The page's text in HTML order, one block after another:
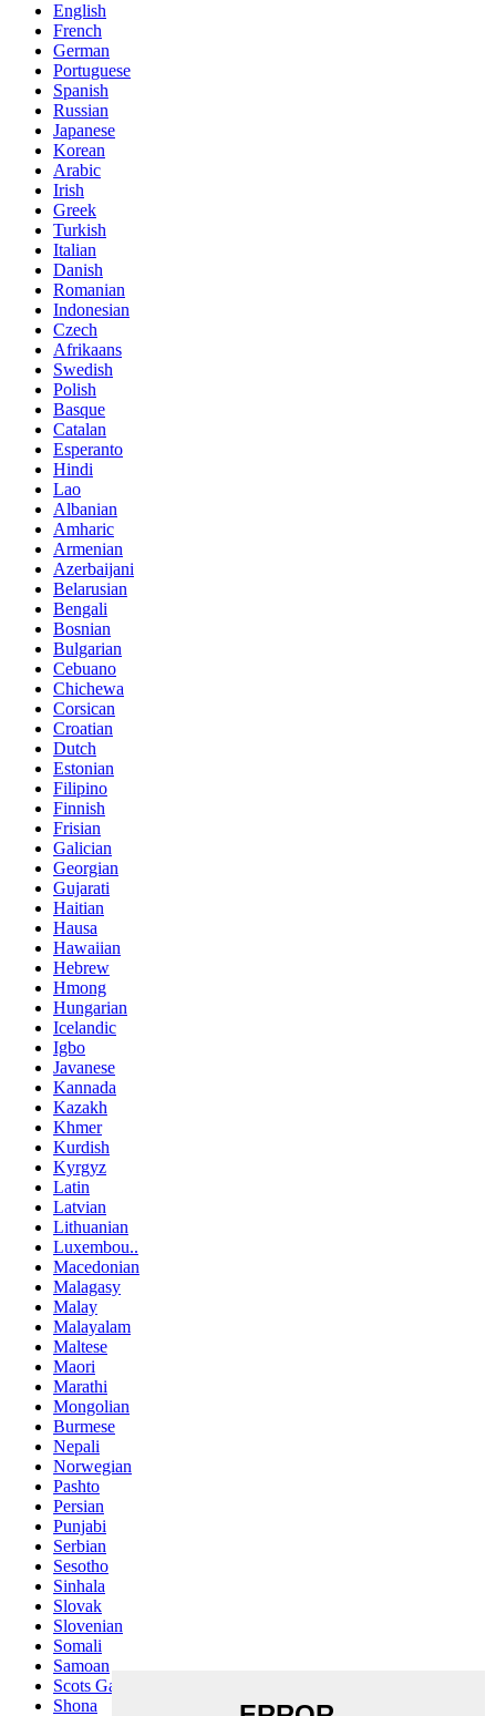
English
French
German
Portuguese
Spanish
Russian
Japanese
Korean
Arabic
Irish
Greek
Turkish
Italian
Danish
Romanian
Indonesian
Czech
Afrikaans
Swedish
Polish
Basque
Catalan
Esperanto
Hindi
Lao
Albanian
Amharic
Armenian
Azerbaijani
Belarusian
Bengali
Bosnian
Bulgarian
Cebuano
Chichewa
Corsican
Croatian
Dutch
Estonian
Filipino
Finnish
Frisian
Galician
Georgian
Gujarati
Haitian
Hausa
Hawaiian
Hebrew
Hmong
Hungarian
Icelandic
Igbo
Javanese
Kannada
Kazakh
Khmer
Kurdish
Kyrgyz
Latin
Latvian
Lithuanian
Luxembou..
Macedonian
Malagasy
Malay
Malayalam
Maltese
Maori
Marathi
Mongolian
Burmese
Nepali
Norwegian
Pashto
Persian
Punjabi
Serbian
Sesotho
Sinhala
Slovak
Slovenian
Somali
Samoan
Scots Gaelic
Shona